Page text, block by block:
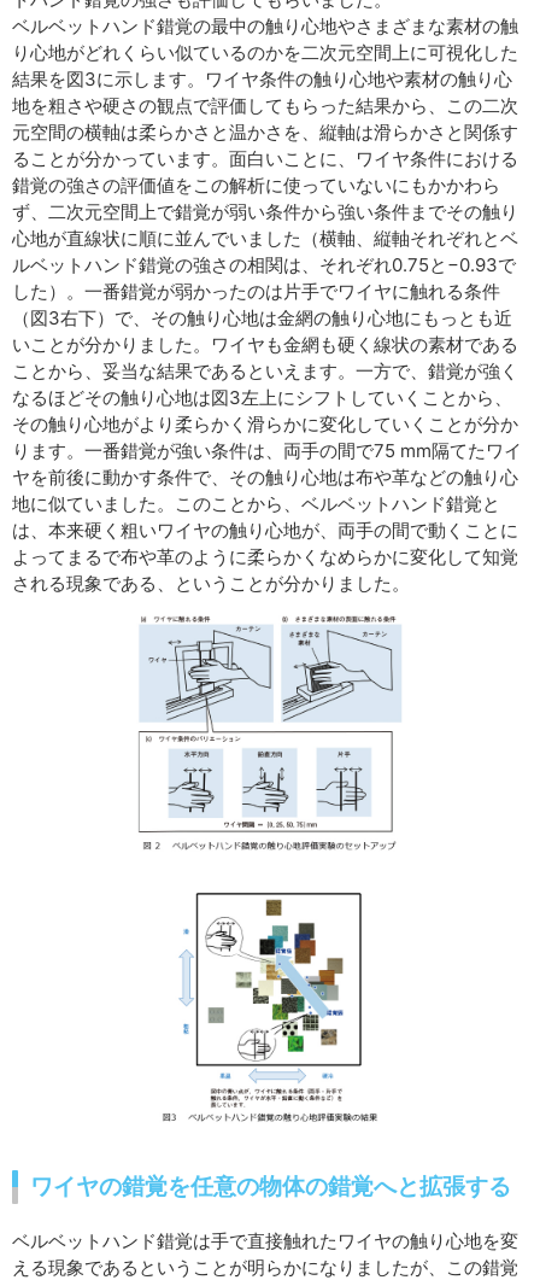
ベルベットハンド錯覚の最中の触り心地やさまざまな素材の触
り心地がどれくらい似ているのかを二次元空間上に可視化した
結果を図3に示します。ワイヤ条件の触り心地や素材の触り心
地を粗さや硬さの観点で評価してもらった結果から、この二次
元空間の横軸は柔らかさと温かさを、縦軸は滑らかさと関係す
ることが分かっています。面白いことに、ワイヤ条件における
錯覚の強さの評価値をこの解析に使っていないにもかかわら
ず、二次元空間上で錯覚が弱い条件から強い条件までその触り
心地が直線状に順に並んでいました（横軸、縦軸それぞれとベ
ルベットハンド錯覚の強さの相関は、それぞれ0.75と−0.93で
した）。一番錯覚が弱かったのは片手でワイヤに触れる条件
（図3右下）で、その触り心地は金網の触り心地にもっとも近
いことが分かりました。ワイヤも金網も硬く線状の素材である
ことから、妥当な結果であるといえます。一方で、錯覚が強く
なるほどその触り心地は図3左上にシフトしていくことから、
その触り心地がより柔らかく滑らかに変化していくことが分か
ります。一番錯覚が強い条件は、両手の間で75 mm隔てたワイ
ヤを前後に動かす条件で、その触り心地は布や革などの触り心
地に似ていました。このことから、ベルベットハンド錯覚と
は、本来硬く粗いワイヤの触り心地が、両手の間で動くことに
よってまるで布や革のように柔らかくなめらかに変化して知覚
される現象である、ということが分かりました。
ワイヤの錯覚を任意の物体の錯覚へと拡張する
ベルベットハンド錯覚は手で直接触れたワイヤの触り心地を変
える現象であるということが明らかになりましたが、この錯覚